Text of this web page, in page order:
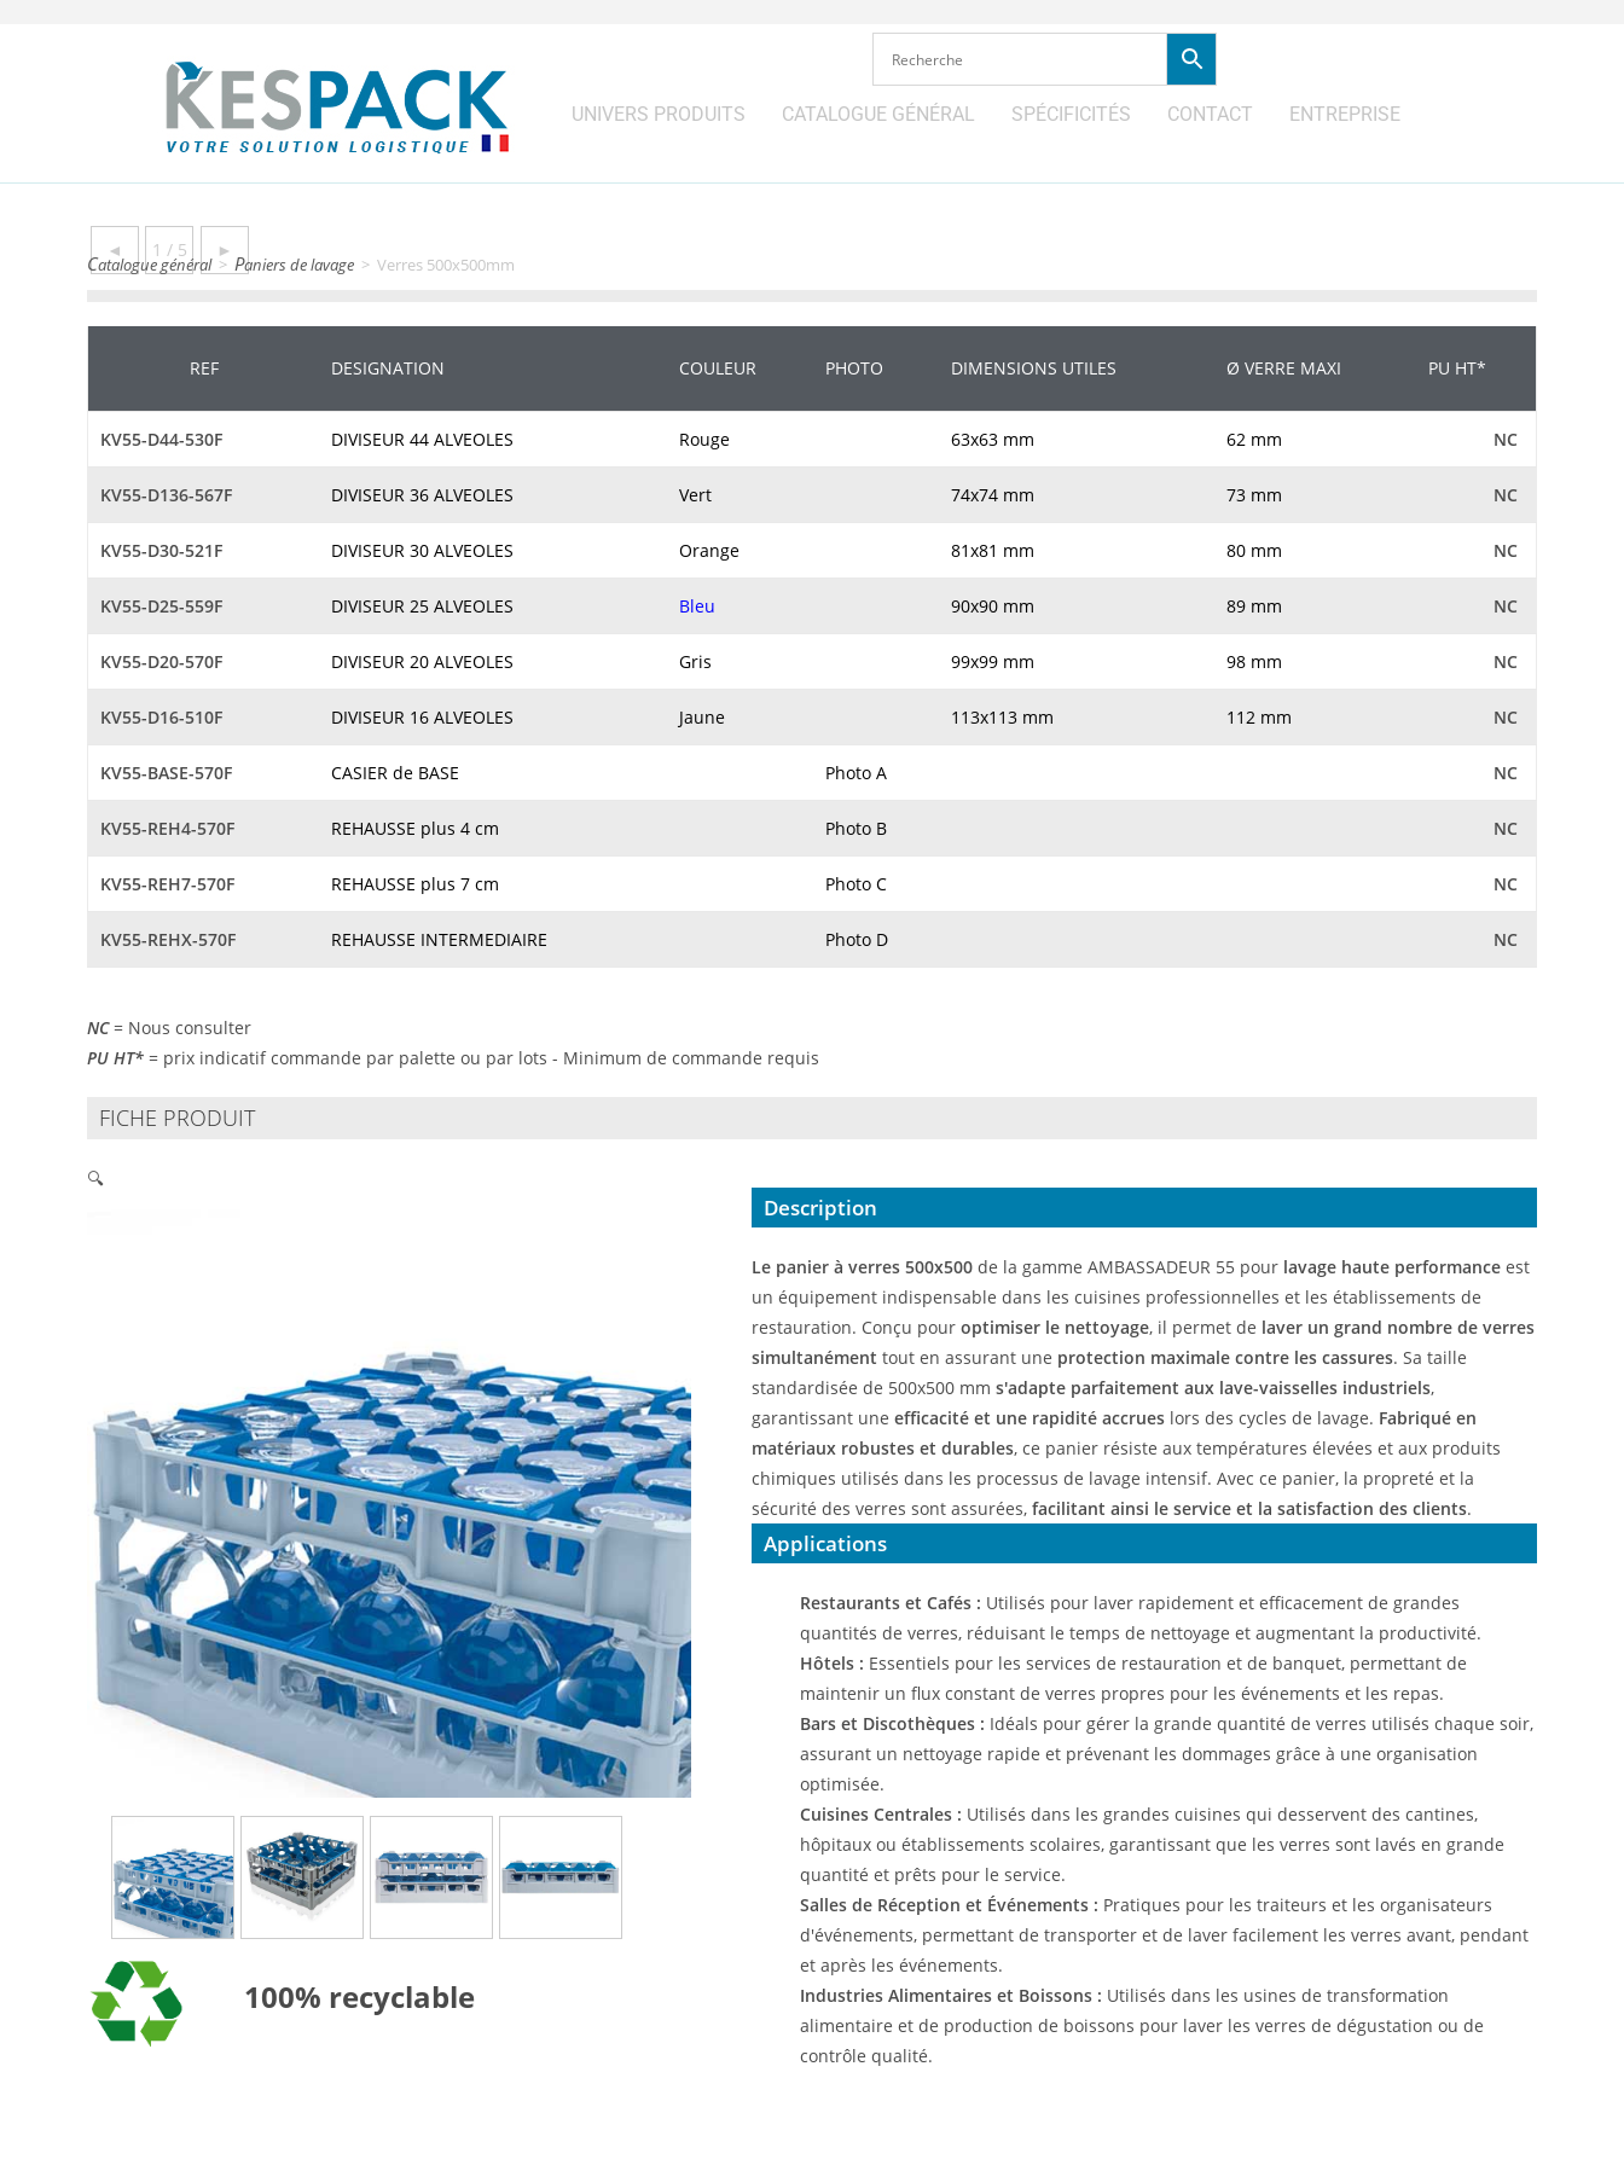
UNIVERS PRODUITS CATALOGUE GÉNÉRAL SPÉCIFICITÉS CONTACT ENTREPRISE
◄ 1 / 5 ►
catalogue général > paniers de lavage > Verres 500x500mm
REF DESIGNATION COULEUR PHOTO DIMENSIONS UTILES Ø VERRE MAXI PU HT*
KV55-D44-530F DIVISEUR 44 ALVEOLES Rouge 63x63 mm 62 mm NC
KV55-D136-567F DIVISEUR 36 ALVEOLES Vert 74x74 mm 73 mm NC
KV55-D30-521F DIVISEUR 30 ALVEOLES Orange 81x81 mm 80 mm NC
KV55-D25-559F DIVISEUR 25 ALVEOLES Bleu 90x90 mm 89 mm NC
KV55-D20-570F DIVISEUR 20 ALVEOLES Gris 99x99 mm 98 mm NC
KV55-D16-510F DIVISEUR 16 ALVEOLES Jaune 113x113 mm 112 mm NC
KV55-BASE-570F CASIER de BASE Photo A NC
KV55-REH4-570F REHAUSSE plus 4 cm Photo B NC
KV55-REH7-570F REHAUSSE plus 7 cm Photo C NC
KV55-REHX-570F REHAUSSE INTERMEDIAIRE Photo D NC
NC= Nous consulter
PU HT* = prix indicatif commande par palette ou par lots - Minimum de commande requis
FICHE PRODUIT
🔍
100% recyclable
Description
Le panier à verres 500x500 de la gamme AMBASSADEUR 55 pour lavage haute performance est
un équipement indispensable dans les cuisines professionnelles et les établissements de
restauration. Conçu pour optimiser le nettoyage, il permet de laver un grand nombre de verres
simultanément tout en assurant une protection maximale contre les cassures. Sa taille
standardisée de 500x500 mm s'adapte parfaitement aux lave-vaisselles industriels,
garantissant une efficacité et une rapidité accrues lors des cycles de lavage. Fabriqué en
matériaux robustes et durables, ce panier résiste aux températures élevées et aux produits
chimiques utilisés dans les processus de lavage intensif. Avec ce panier, la propreté et la
sécurité des verres sont assurées, facilitant ainsi le service et la satisfaction des clients.
Applications
Restaurants et Cafés : Utilisés pour laver rapidement et efficacement de grandes
quantités de verres, réduisant le temps de nettoyage et augmentant la productivité.
Hôtels : Essentiels pour les services de restauration et de banquet, permettant de
maintenir un flux constant de verres propres pour les événements et les repas.
Bars et Discothèques : Idéals pour gérer la grande quantité de verres utilisés chaque soir,
assurant un nettoyage rapide et prévenant les dommages grâce à une organisation
optimisée.
Cuisines Centrales : Utilisés dans les grandes cuisines qui desservent des cantines,
hôpitaux ou établissements scolaires, garantissant que les verres sont lavés en grande
quantité et prêts pour le service.
Salles de Réception et Événements : Pratiques pour les traiteurs et les organisateurs
d'événements, permettant de transporter et de laver facilement les verres avant, pendant
et après les événements.
Industries Alimentaires et Boissons : Utilisés dans les usines de transformation
alimentaire et de production de boissons pour laver les verres de dégustation ou de
contrôle qualité.